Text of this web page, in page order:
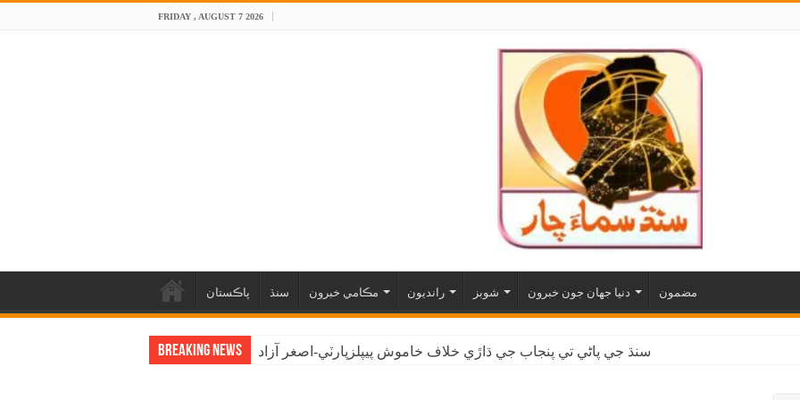
FRIDAY , AUGUST 7 2026
پاڪستان سنڌ مڪامي خبرون رانديون شوبز دنيا جهان جون خبرون مضمون
Breaking News سنڌ جي پاڻي تي پنجاب جي ڌاڙي خلاف خاموش پيپلزپارٽي-اصغر آزاد